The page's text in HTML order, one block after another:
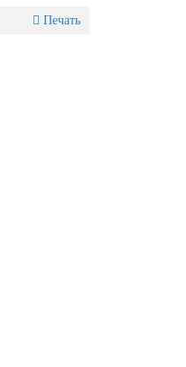
Печать